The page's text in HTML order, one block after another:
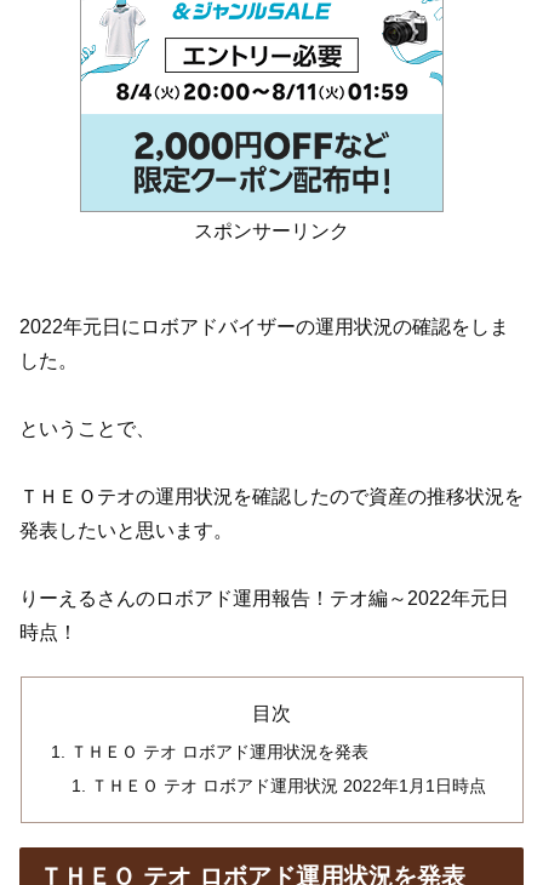
スポンサーリンク
2022年元日にロボアドバイザーの運用状況の確認をしま
した。
ということで、
ＴＨＥＯテオの運用状況を確認したので資産の推移状況を
発表したいと思います。
りーえるさんのロボアド運用報告！テオ編～2022年元日
時点！
目次
ＴＨＥＯ テオ ロボアド運用状況を発表
ＴＨＥＯ テオ ロボアド運用状況 2022年1月1日時点
ＴＨＥＯ テオ ロボアド運用状況を発表